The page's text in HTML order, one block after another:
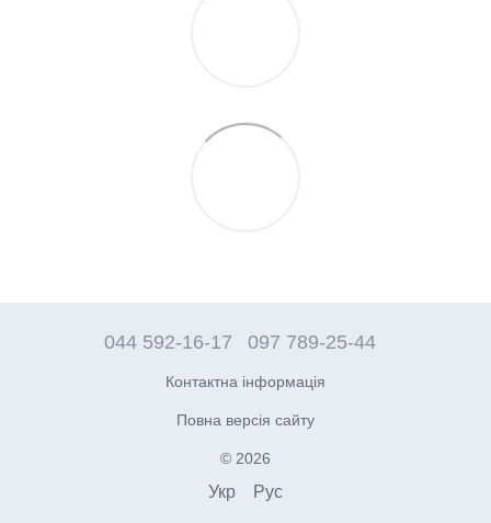
044 592-16-17 097 789-25-44
Контактна інформація
Повна версія сайту
© 2026
Укр Рус